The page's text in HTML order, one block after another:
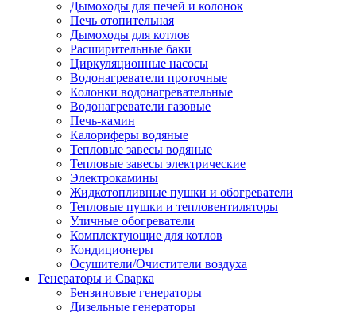
Дымоходы для печей и колонок
Печь отопительная
Дымоходы для котлов
Расширительные баки
Циркуляционные насосы
Водонагреватели проточные
Колонки водонагревательные
Водонагреватели газовые
Печь-камин
Калориферы водяные
Тепловые завесы водяные
Тепловые завесы электрические
Электрокамины
Жидкотопливные пушки и обогреватели
Тепловые пушки и тепловентиляторы
Уличные обогреватели
Комплектующие для котлов
Кондиционеры
Осушители/Очистители воздуха
Генераторы и Сварка
Бензиновые генераторы
Дизельные генераторы